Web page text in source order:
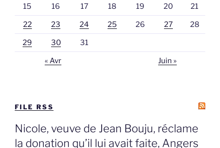
15 16 17 18 19 20 21
22 23 24 25 26 27 28
29 30 31
« Avr Juin »
FILE RSS
Nicole, veuve de Jean Bouju, réclame
la donation qu’il lui avait faite, Angers